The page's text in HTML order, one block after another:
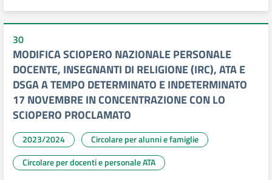
30
MODIFICA SCIOPERO NAZIONALE PERSONALE
DOCENTE, INSEGNANTI DI RELIGIONE (IRC), ATA E
DSGA A TEMPO DETERMINATO E INDETERMINATO
17 NOVEMBRE IN CONCENTRAZIONE CON LO
SCIOPERO PROCLAMATO
2023/2024
Circolare per alunni e famiglie
Circolare per docenti e personale ATA